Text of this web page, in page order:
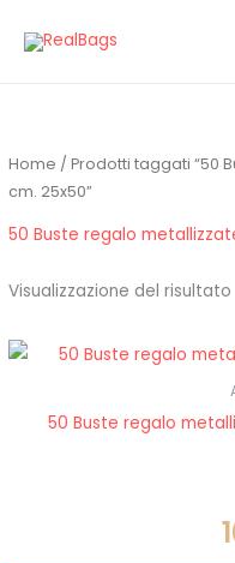
Home / Prodotti taggati “50
cm. 25x50”
50 Buste regalo
Visualizzazione del risultato
50 Buste regalo